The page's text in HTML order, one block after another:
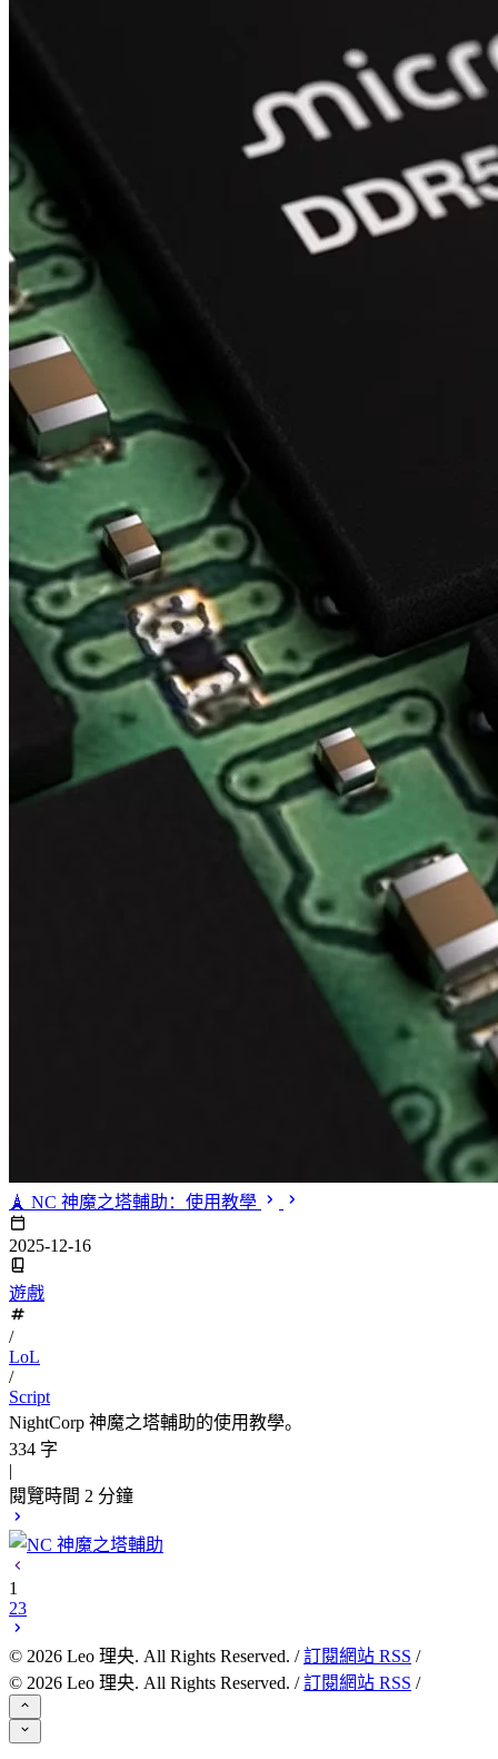
🗼 NC 神魔之塔輔助：使用教學
2025-12-16
遊戲
/
LoL
/
Script
NightCorp 神魔之塔輔助的使用教學。
334 字
|
閱覽時間 2 分鐘
1
23
© 2026 Leo 理央. All Rights Reserved. /訂閱網站 RSS /
© 2026 Leo 理央. All Rights Reserved. /訂閱網站 RSS /